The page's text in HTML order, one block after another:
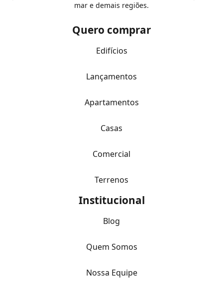
mar e demais regiões.
Quero comprar
Edifícios
Lançamentos
Apartamentos
Casas
Comercial
Terrenos
Institucional
Blog
Quem Somos
Nossa Equipe